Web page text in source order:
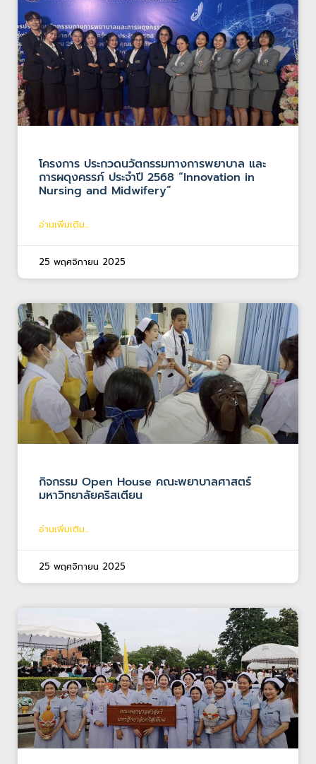
โครงการ ประกวดนวัตกรรมทางการพยาบาล และ
การผดุงครรภ์ ประจำปี 2568 “Innovation in
Nursing and Midwifery”
อ่านเพิ่มเติม...
25 พฤศจิกายน 2025
กิจกรรม Open House คณะพยาบาลศาสตร์
มหาวิทยาลัยคริสเตียน
อ่านเพิ่มเติม...
25 พฤศจิกายน 2025